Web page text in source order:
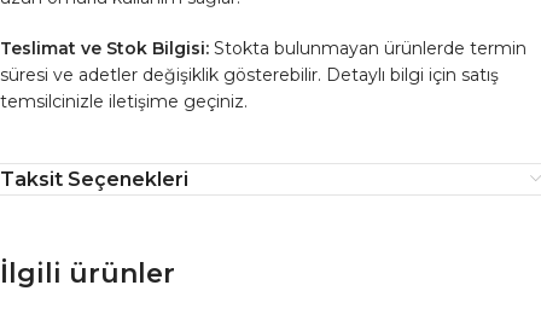
Teslimat ve Stok Bilgisi: Stokta bulunmayan ürünlerde termin
süresi ve adetler değişiklik gösterebilir. Detaylı bilgi için satış
temsilcinizle iletişime geçiniz.
Taksit Seçenekleri
İlgili ürünler